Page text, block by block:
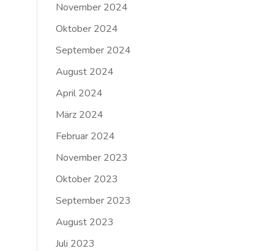
November 2024
Oktober 2024
September 2024
August 2024
April 2024
März 2024
Februar 2024
November 2023
Oktober 2023
September 2023
August 2023
Juli 2023